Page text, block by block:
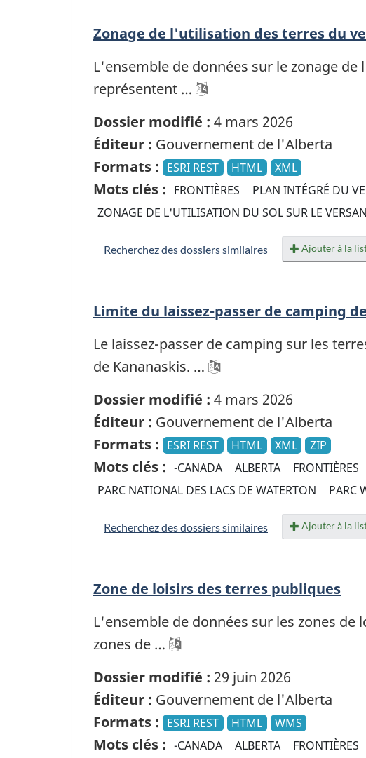
Zonage de l'utilisation des terres du
L'ensemble de données sur le zonage
représentent …
Dossier modifié : 4 mars 2026
Éditeur : Gouvernement de l'Alberta
Formats : ESRI REST HTML XML
Mots clés : FRONTIÈRES PLAN INTÉGRÉ DU
ZONAGE DE L'UTILISATION DU SOL SUR LE
Recherchez des dossiers similaires Ajouter à la
Limite du laissez-passer de camping
Le laissez-passer de camping sur les
de Kananaskis. …
Dossier modifié : 4 mars 2026
Éditeur : Gouvernement de l'Alberta
Formats : ESRI REST HTML XML ZIP
Mots clés : -CANADA ALBERTA FRONTIÈRES
PARC NATIONAL DES LACS DE WATERTON
PARC
Recherchez des dossiers similaires Ajouter à la
Zone de loisirs des terres publiques
L'ensemble de données sur les zones
zones de …
Dossier modifié : 29 juin 2026
Éditeur : Gouvernement de l'Alberta
Formats : ESRI REST HTML WMS
Mots clés : -CANADA ALBERTA FRONTIÈRES